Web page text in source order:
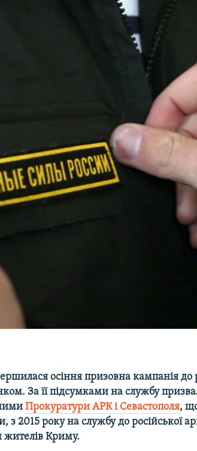
осіння призовна кампанія до
За її підсумками на службу
Прокуратури АРК і Севастополя,
з 2015 року на службу до російської
жителів Криму.